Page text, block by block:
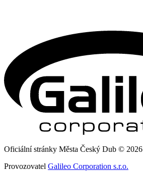
Oficiální stránky Města Český Dub © 2026
Provozovatel Galileo Corporation s.r.o.